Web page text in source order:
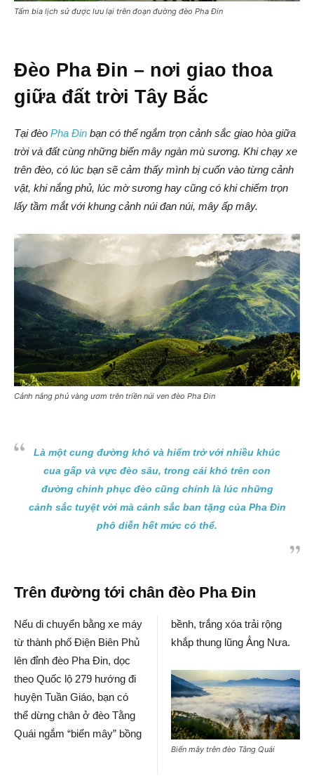
Tấm bia lịch sử được lưu lại trên đoạn đường đèo Pha Đin
Đèo Pha Đin – nơi giao thoa
giữa đất trời Tây Bắc
Tại đèo Pha Đin bạn có thể ngắm trọn cảnh sắc giao hòa giữa
trời và đất cùng những biển mây ngàn mù sương. Khi chạy xe
trên đèo, có lúc bạn sẽ cảm thấy mình bị cuốn vào từng cảnh
vật, khi nắng phủ, lúc mờ sương hay cũng có khi chiếm trọn
lấy tầm mắt với khung cảnh núi đan núi, mây ấp mây.
Cảnh nắng phủ vàng ươm trên triền núi ven đèo Pha Đin
Là một cung đường khó và hiểm trở với nhiều khúc
cua gấp và vực đèo sâu, trong cái khó trên con
đường chinh phục đèo cũng chính là lúc những
cảnh sắc tuyệt vời mà cảnh sắc ban tặng của Pha Đin
phô diễn hết mức có thể.
Trên đường tới chân đèo Pha Đin
Nếu di chuyển bằng xe máy
từ thành phố Điện Biên Phủ
lên đỉnh đèo Pha Đin, dọc
theo Quốc lộ 279 hướng đi
huyện Tuần Giáo, bạn có
thể dừng chân ở đèo Tằng
Quái ngắm “biển mây” bồng
bềnh, trắng xóa trải rộng
khắp thung lũng Ẳng Nưa.
Biển mây trên đèo Tằng Quái